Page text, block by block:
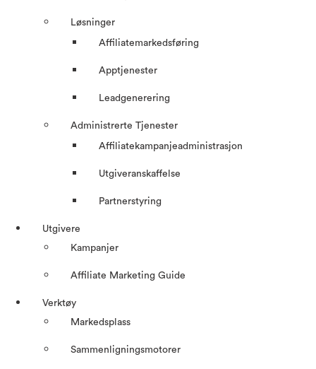
Løsninger
Affiliatemarkedsføring
Apptjenester
Leadgenerering
Administrerte Tjenester
Affiliatekampanjeadministrasjon
Utgiveranskaffelse
Partnerstyring
Utgivere
Kampanjer
Affiliate Marketing Guide
Verktøy
Markedsplass
Sammenligningsmotorer